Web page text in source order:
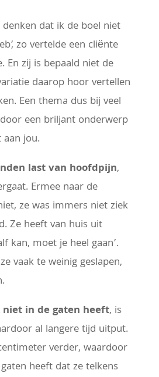
denken dat ik de boel niet
zo vertelde een cliënte
En zij is bepaald niet de
daarop hoor vertellen
Een thema dus bij veel
een briljant onderwerp
jou.
last van hoofdpijn,
Ermee naar de
ze was immers niet ziek
Ze heeft van huis uit
kan, moet je heel gaan’.
vaak te weinig geslapen,
in de gaten heeft, is
al langere tijd uitput.
verder, waardoor
heeft dat ze telkens